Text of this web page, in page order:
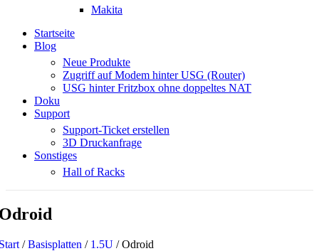
Makita
Startseite
Blog
Neue Produkte
Zugriff auf Modem hinter USG (Router)
USG hinter Fritzbox ohne doppeltes NAT
Doku
Support
Support-Ticket erstellen
3D Druckanfrage
Sonstiges
Hall of Racks
/ Basisplatten / 1.5U / Odroid